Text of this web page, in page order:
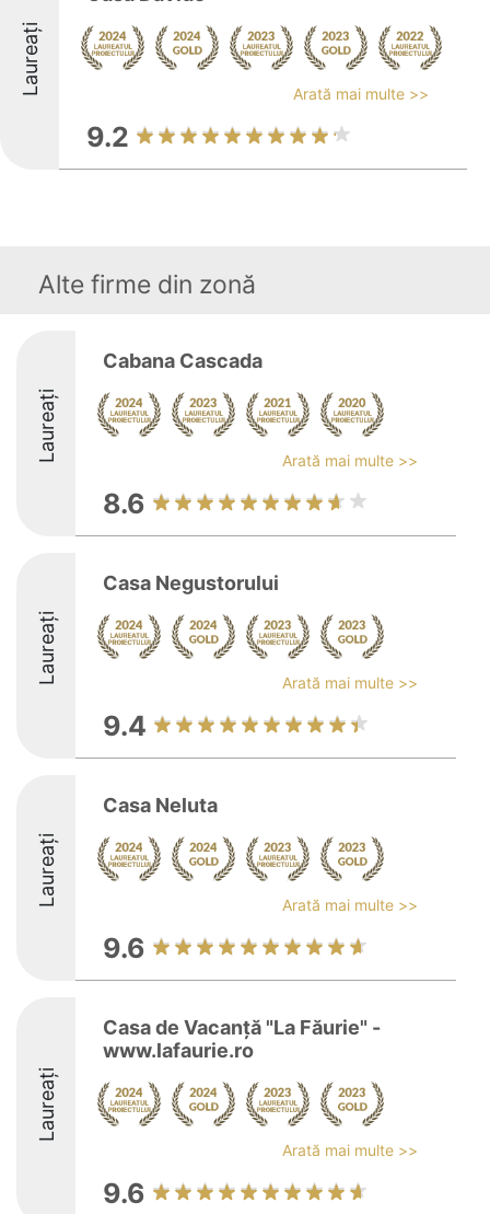
Laureați Arată mai multe >>
9.2
Alte firme din zonă
Laureați
Cabana Cascada
Arată mai multe >>
8.6
Laureați
Casa Negustorului
Arată mai multe >>
9.4
Laureați
Casa Neluta
Arată mai multe >>
9.6
Laureați
Casa de Vacanță "La Făurie" -
www.lafaurie.ro
Arată mai multe >>
9.6